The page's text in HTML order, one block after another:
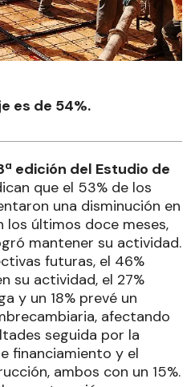
es de 54%.
edición del Estudio de
que el 53% de los
una disminución en
los últimos doce meses,
mantener su actividad.
futuras, el 46%
su actividad, el 27%
y un 18% prevé un
afectando
seguida por la
financiamiento y el
ambos con un 15%.